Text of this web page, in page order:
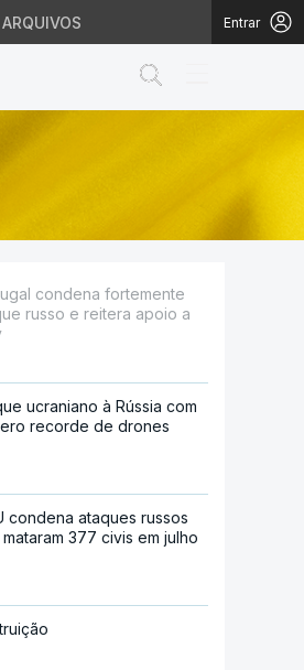
Entrar
a Kiev
condena fortemente
russo e reitera apoio a
ucraniano à Rússia com
recorde de drones
condena ataques russos
377 civis em julho